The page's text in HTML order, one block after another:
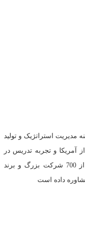
استراتژیک و تولید
آمریکا و تجربه تدریس در
دانشگاه‌های معتبر داخلی و بین‌المللی، بیش از 700 شرکت بزرگ و برند
داده است